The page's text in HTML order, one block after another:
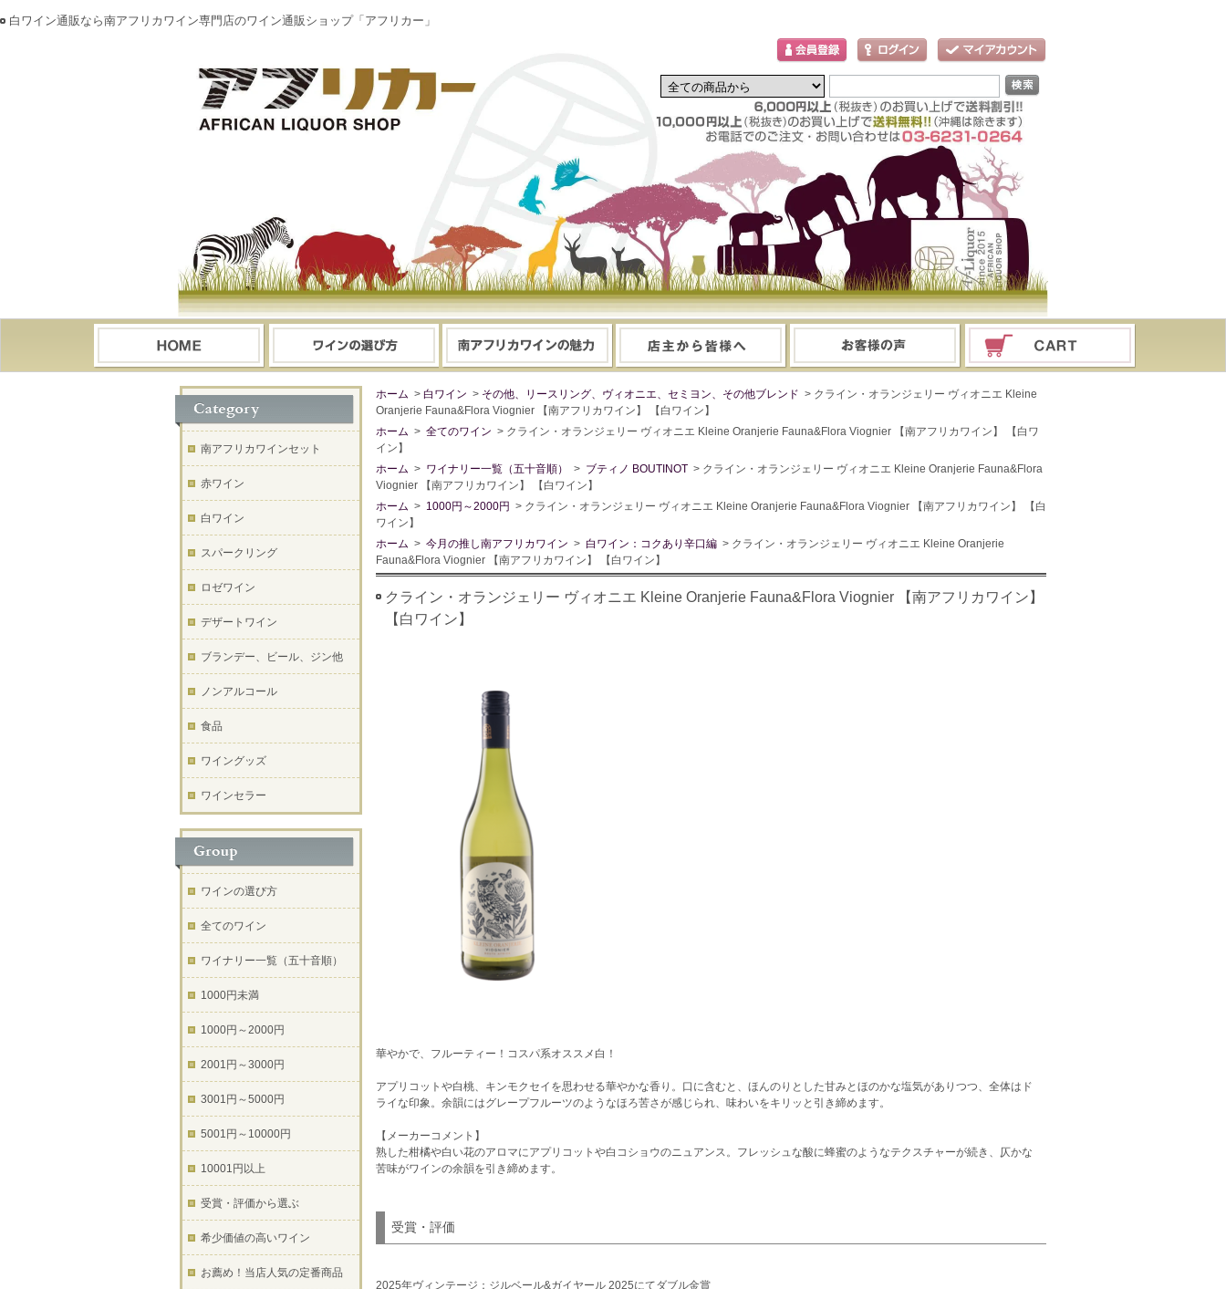
白ワイン通販なら南アフリカワイン専門店のワイン通販ショップ「アフリカー」
ホーム > 白ワイン > その他、リースリング、ヴィオニエ、セミヨン、その他ブレンド > クライン・オランジェリー ヴィオニエ Kleine
Oranjerie Fauna&Flora Viognier 【南アフリカワイン】 【白ワイン】
ホーム > 全てのワイン > クライン・オランジェリー ヴィオニエ Kleine Oranjerie Fauna&Flora Viognier 【南アフリカワイン】 【白ワ
イン】
ホーム > ワイナリー一覧（五十音順） > ブティノ BOUTINOT > クライン・オランジェリー ヴィオニエ Kleine Oranjerie Fauna&Flora
Viognier 【南アフリカワイン】 【白ワイン】
ホーム > 1000円～2000円 > クライン・オランジェリー ヴィオニエ Kleine Oranjerie Fauna&Flora Viognier 【南アフリカワイン】 【白
ワイン】
ホーム > 今月の推し南アフリカワイン > 白ワイン：コクあり辛口編 > クライン・オランジェリー ヴィオニエ Kleine Oranjerie
Fauna&Flora Viognier 【南アフリカワイン】 【白ワイン】
クライン・オランジェリー ヴィオニエ Kleine Oranjerie Fauna&Flora Viognier 【南アフリカワイン】
【白ワイン】
華やかで、フルーティー！コスパ系オススメ白！
アプリコットや白桃、キンモクセイを思わせる華やかな香り。口に含むと、ほんのりとした甘みとほのかな塩気がありつつ、全体はド
ライな印象。余韻にはグレープフルーツのようなほろ苦さが感じられ、味わいをキリッと引き締めます。
【メーカーコメント】
熟した柑橘や白い花のアロマにアプリコットや白コショウのニュアンス。フレッシュな酸に蜂蜜のようなテクスチャーが続き、仄かな
苦味がワインの余韻を引き締めます。
受賞・評価
2025年ヴィンテージ：ジルベール&ガイヤール 2025にてダブル金賞
南アフリカワインセット
赤ワイン
白ワイン
スパークリング
ロゼワイン
デザートワイン
ブランデー、ビール、ジン他
ノンアルコール
食品
ワイングッズ
ワインセラー
ワインの選び方
全てのワイン
ワイナリー一覧（五十音順）
1000円未満
1000円～2000円
2001円～3000円
3001円～5000円
5001円～10000円
10001円以上
受賞・評価から選ぶ
希少価値の高いワイン
お薦め！当店人気の定番商品